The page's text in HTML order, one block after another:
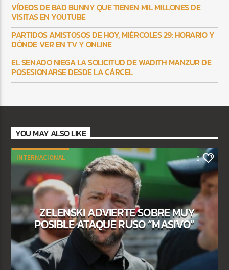
VÍDEOS DE BAD BUNNY QUE TIENEN MIL MILLONES DE
VISITAS EN YOUTUBE
PARTIDOS AMISTOSOS DE HOY, MIÉRCOLES 29: HORARIO Y
DÓNDE VER EN TV Y ONLINE
EL SENADO NIEGA LA SOLICITUD DE WADITH MANZUR DE
POSESIONARSE DESDE LA CÁRCEL
YOU MAY ALSO LIKE
INTERNACIONAL 0
ZELENSKI ADVIERTE SOBRE MUY
POSIBLE ATAQUE RUSO “MASIVO”